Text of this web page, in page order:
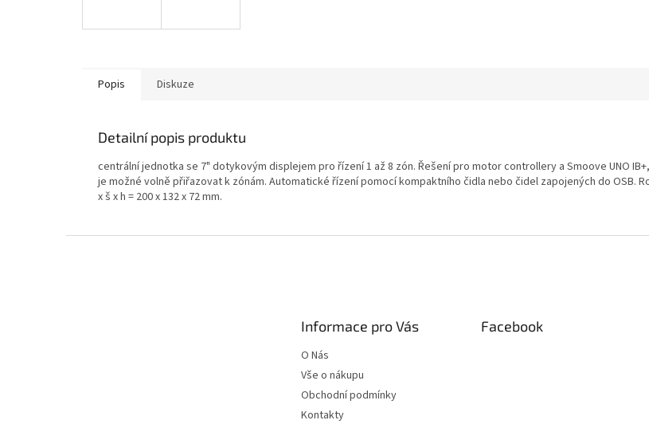
Popis Diskuze
Detailní popis produktu
centrální jednotka se 7" dotykovým displejem pro řízení 1 až 8 zón. Řešení pro motor controllery a Smoove UNO
je možné volně přiřazovat k zónám. Automatické řízení pomocí kompaktního čidla nebo čidel zapojených do OSB.
x š x h = 200 x 132 x 72 mm.
Informace pro Vás
O Nás
Vše o nákupu
Obchodní podmínky
Kontakty
Facebook